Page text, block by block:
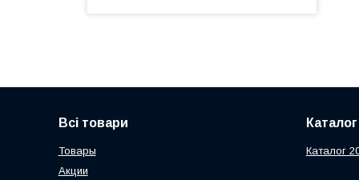
Всі товари
Товары
Акции
Каталог
Каталог